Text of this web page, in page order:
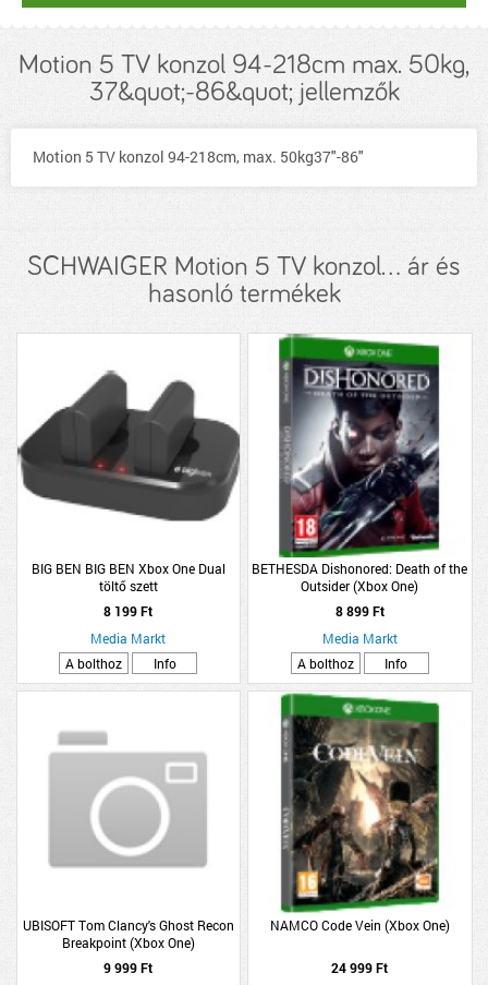
Motion 5 TV konzol 94-218cm max. 50kg,
37&quot;-86&quot; jellemzők
Motion 5 TV konzol 94-218cm, max. 50kg37"-86"
SCHWAIGER Motion 5 TV konzol... ár és
hasonló termékek
BIG BEN BIG BEN Xbox One Dual
töltő szett
8 199 Ft
Media Markt
A bolthoz
Info
BETHESDA Dishonored: Death of the
Outsider (Xbox One)
8 899 Ft
Media Markt
A bolthoz
Info
UBISOFT Tom Clancy's Ghost Recon
Breakpoint (Xbox One)
9 999 Ft
NAMCO Code Vein (Xbox One)
24 999 Ft